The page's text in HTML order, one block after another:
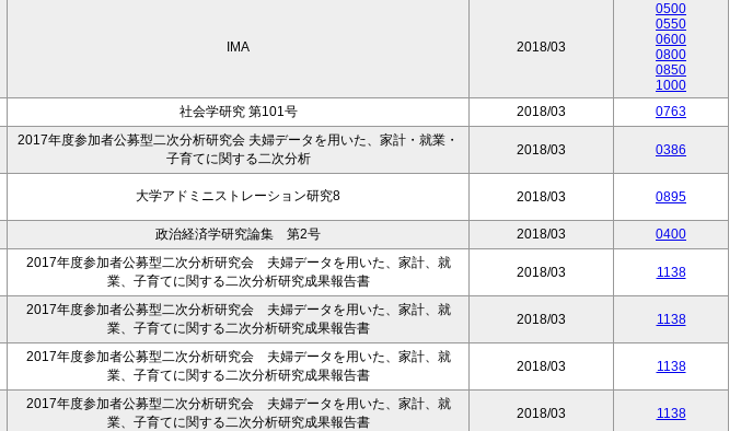
IMA 2018/03
0500
0550
0600
0800
0850
1000
社会学研究 第101号 2018/03
0763
2017年度参加者公募型二次分析研究会 夫婦データを用いた、家計・就業・
子育てに関する二次分析
2018/03 0386
大学アドミニストレーション研究8 2018/03 0895
政治経済学研究論集 第2号 2018/03 0400
2017年度参加者公募型二次分析研究会 夫婦データを用いた、家計、就
業、子育てに関する二次分析研究成果報告書
2018/03 1138
2017年度参加者公募型二次分析研究会 夫婦データを用いた、家計、就
業、子育てに関する二次分析研究成果報告書
2018/03 1138
2017年度参加者公募型二次分析研究会 夫婦データを用いた、家計、就
業、子育てに関する二次分析研究成果報告書
2018/03 1138
2017年度参加者公募型二次分析研究会 夫婦データを用いた、家計、就
業、子育てに関する二次分析研究成果報告書
2018/03 1138